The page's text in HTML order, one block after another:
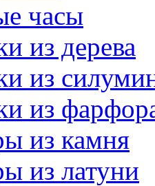
часы
из дерева
из
из
из камня
из латуни